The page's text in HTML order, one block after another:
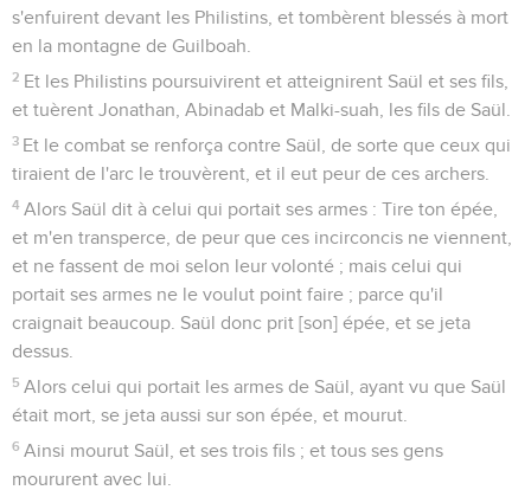
s'enfuirent devant les Philistins, et tombèrent blessés à mort
en la montagne de Guilboah.
2 Et les Philistins poursuivirent et atteignirent Saül et ses fils,
et tuèrent Jonathan, Abinadab et Malki-suah, les fils de Saül.
3 Et le combat se renforça contre Saül, de sorte que ceux qui
tiraient de l'arc le trouvèrent, et il eut peur de ces archers.
4 Alors Saül dit à celui qui portait ses armes : Tire ton épée,
et m'en transperce, de peur que ces incirconcis ne viennent,
et ne fassent de moi selon leur volonté ; mais celui qui
portait ses armes ne le voulut point faire ; parce qu'il
craignait beaucoup. Saül donc prit [son] épée, et se jeta
dessus.
5 Alors celui qui portait les armes de Saül, ayant vu que Saül
était mort, se jeta aussi sur son épée, et mourut.
6 Ainsi mourut Saül, et ses trois fils ; et tous ses gens
moururent avec lui.